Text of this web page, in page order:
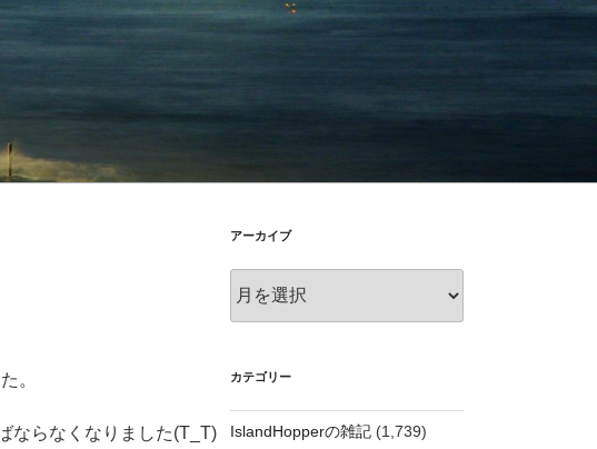
。
ならなくなりました(T_T)
アーカイブ
ー
ブ
カテゴリー
IslandHopperの雑記 (1,739)